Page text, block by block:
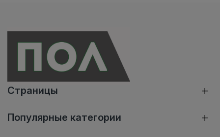
Страницы
Популярные категории